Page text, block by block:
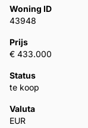
Woning ID
43948
Prijs
€ 433.000
Status
te koop
Valuta
EUR